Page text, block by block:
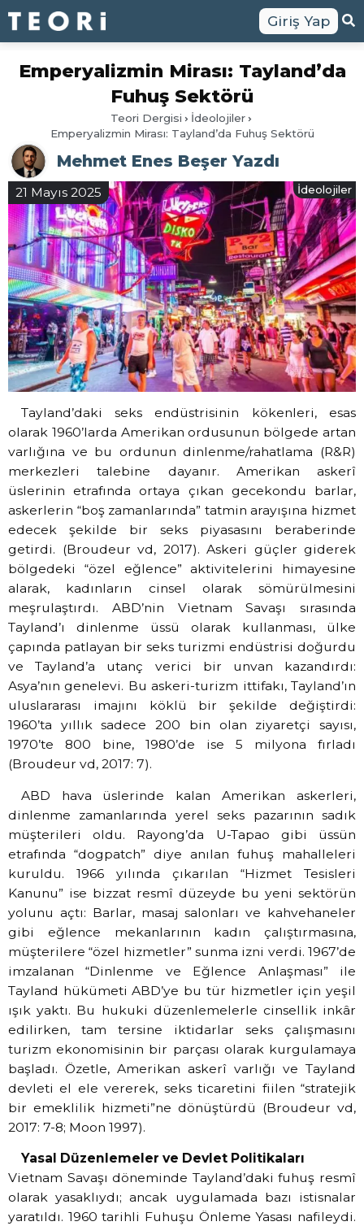
Giriş Yap
Emperyalizmin Mirası: Tayland’da
Fuhuş Sektörü
Teori Dergisi
İdeolojiler
Emperyalizmin Mirası: Tayland’da Fuhuş Sektörü
Mehmet Enes Beşer Yazdı
21 Mayıs 2025 İdeolojiler
Tayland’daki seks endüstrisinin kökenleri, esas
olarak 1960’larda Amerikan ordusunun bölgede artan
varlığına ve bu ordunun dinlenme/rahatlama (R&R)
merkezleri talebine dayanır. Amerikan askerî
üslerinin etrafında ortaya çıkan gecekondu barlar,
askerlerin “boş zamanlarında” tatmin arayışına hizmet
edecek şekilde bir seks piyasasını beraberinde
getirdi. (Broudeur vd, 2017). Askeri güçler giderek
bölgedeki “özel eğlence” aktivitelerini himayesine
alarak, kadınların cinsel olarak sömürülmesini
meşrulaştırdı. ABD’nin Vietnam Savaşı sırasında
Tayland’ı dinlenme üssü olarak kullanması, ülke
çapında patlayan bir seks turizmi endüstrisi doğurdu
ve Tayland’a utanç verici bir unvan kazandırdı:
Asya’nın genelevi. Bu askeri-turizm ittifakı, Tayland’ın
uluslararası imajını köklü bir şekilde değiştirdi:
1960’ta yıllık sadece 200 bin olan ziyaretçi sayısı,
1970’te 800 bine, 1980’de ise 5 milyona fırladı
(Broudeur vd, 2017: 7).
ABD hava üslerinde kalan Amerikan askerleri,
dinlenme zamanlarında yerel seks pazarının sadık
müşterileri oldu. Rayong’da U-Tapao gibi üssün
etrafında “dogpatch” diye anılan fuhuş mahalleleri
kuruldu. 1966 yılında çıkarılan “Hizmet Tesisleri
Kanunu” ise bizzat resmî düzeyde bu yeni sektörün
yolunu açtı: Barlar, masaj salonları ve kahvehaneler
gibi eğlence mekanlarının kadın çalıştırmasına,
müşterilere “özel hizmetler” sunma izni verdi. 1967’de
imzalanan “Dinlenme ve Eğlence Anlaşması” ile
Tayland hükümeti ABD’ye bu tür hizmetler için yeşil
ışık yaktı. Bu hukuki düzenlemelerle cinsellik inkâr
edilirken, tam tersine iktidarlar seks çalışmasını
turizm ekonomisinin bir parçası olarak kurgulamaya
başladı. Özetle, Amerikan askerî varlığı ve Tayland
devleti el ele vererek, seks ticaretini fiilen “stratejik
bir emeklilik hizmeti”ne dönüştürdü (Broudeur vd,
2017: 7-8; Moon 1997).
Yasal Düzenlemeler ve Devlet Politikaları
Vietnam Savaşı döneminde Tayland’daki fuhuş resmî
olarak yasaklıydı; ancak uygulamada bazı istisnalar
yaratıldı. 1960 tarihli Fuhuşu Önleme Yasası nafileydi.